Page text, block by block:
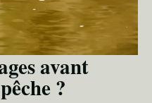
avant
?